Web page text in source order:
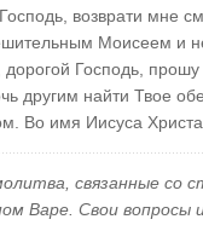
возврати мне
Моисеем и
Господь, прошу
другим найти Твое
Во имя Иисуса
связанные со
Варе. Свои вопросы